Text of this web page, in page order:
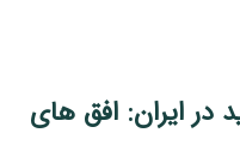
در ایران: افق های